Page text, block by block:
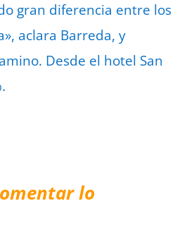
gran diferencia entre los
aclara Barreda, y
Desde el hotel San
lo